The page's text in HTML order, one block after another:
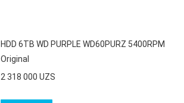
HDD 6TB WD PURPLE WD60PURZ 5400RPM
Original
2 318 000 UZS